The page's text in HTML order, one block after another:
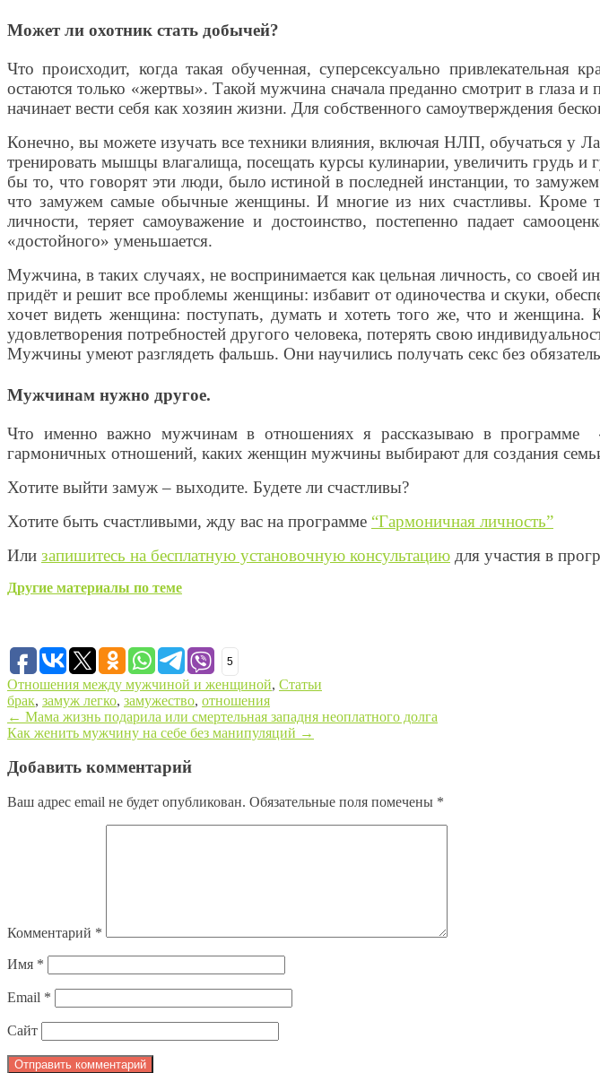
Может ли охотник стать добычей?
Что происходит, когда такая обученная, суперсексуально
остаются только «жертвы». Такой мужчина сначала преданно смотрит в глаза
начинает вести себя как хозяин жизни. Для собственного самоутверждения
Конечно, вы можете изучать все техники влияния, включая НЛП, обучаться у
тренировать мышцы влагалища, посещать курсы кулинарии, увеличить грудь и
бы то, что говорят эти люди, было истиной в последней инстанции, то
что замужем самые обычные женщины. И многие из них счастливы. Кроме
личности, теряет самоуважение и достоинство, постепенно падает
«достойного» уменьшается.
Мужчина, в таких случаях, не воспринимается как цельная личность, со
придёт и решит все проблемы женщины: избавит от одиночества и скуки,
хочет видеть женщина: поступать, думать и хотеть того же, что и
удовлетворения потребностей другого человека, потерять свою
Мужчины умеют разглядеть фальшь. Они научились получать секс без
Мужчинам нужно другое.
Что именно важно мужчинам в отношениях я рассказываю в программе
гармоничных отношений, каких женщин мужчины выбирают для создания
Хотите выйти замуж – выходите. Будете ли счастливы?
Хотите быть счастливыми, жду вас на программе “Гармоничная личность”
Или запишитесь на бесплатную установочную консультацию для участия в
Другие материалы по теме
5
Отношения между мужчиной и женщиной, Статьи
брак, замуж легко, замужество, отношения
Post navigation
← Мама жизнь подарила или смертельная западня неоплатного долга
Как женить мужчину на себе без манипуляций →
Добавить комментарий
Ваш адрес email не будет опубликован. Обязательные поля помечены *
Комментарий *
Имя *
Email *
Сайт